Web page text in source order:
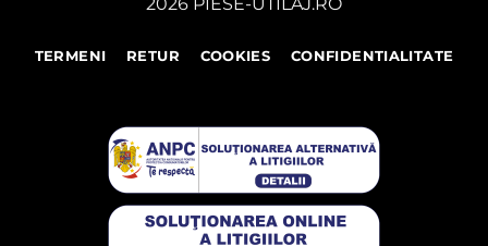
TERMENI RETUR COOKIES CONFIDENTIALITATE